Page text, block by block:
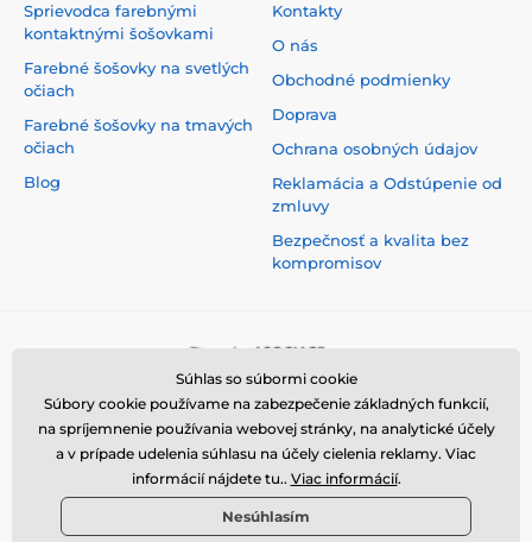
Sprievodca farebnými
kontaktnými šošovkami
Farebné šošovky na svetlých
očiach
Farebné šošovky na tmavých
očiach
Blog
Kontakty
O nás
Obchodné podmienky
Doprava
Ochrana osobných údajov
Reklamácia a Odstúpenie od
zmluvy
Bezpečnosť a kvalita bez
kompromisov
Súhlas so súbormi cookie
Súbory cookie používame na zabezpečenie základných funkcií,
na spríjemnenie používania webovej stránky, na analytické účely
a v prípade udelenia súhlasu na účely cielenia reklamy. Viac
informácií nájdete tu.. Viac informácií.
Nesúhlasím